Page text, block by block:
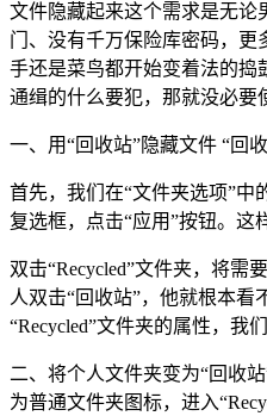
文件隐藏起来这个需求是无论
门、没有千万保险库密码，
手还是菜鸟都开始变着法的捣
通缉的什么要犯，那就没必要
一、用“回收站”隐藏文件 “回
首先，我们在“文件夹选项”中
复选框，点击“应用”按钮。这
双击“Recycled”文件夹，将需
人双击“回收站”，他就根本
“Recycled”文件夹的属性，我
二、将个人文件夹变为“回收
为普通文件夹图标，进入